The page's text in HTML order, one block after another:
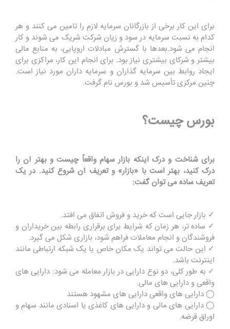
برای این کار برخی از بازرگانان سرمایه لازم را تامین می کنند و هر
کدام به نسبت سرمایه در سود و زیان شرکت شریک می شوند و کار
انجام می شود.بعدها با گسترش مبادلات اروپایی، به منابع مالی
بیشتر و شرکای بیشتری نیاز بود. برای انجام این کار، مراکزی برای
ایجاد روابط بین سرمایه گذاران و سرمایه داران مورد نیاز است.
چنین مرکزی تأسیس شد و بورس نام گرفت.
بورس چیست؟
برای شناخت و درک اینکه بازار سهام واقعاً چیست و بهتر آن را
درک کنید، بهتر است با «بازار» و تعریف آن شروع کنید. در یک
تعریف ساده می توان گفت:
✓ بازار جایی است که خرید و فروش اتفاق می افتد.
✓ ساده تر، هر زمان که شرایط برای برقراری رابطه بین خریداران و
فروشندگان و انجام معاملات فراهم شود، بازاری شکل می گیرد.
✓ این حالت می تواند یک مکان خاص یا یک شبکه ارتباطی مانند
اینترنت باشد.
✓ به طور کلی، دو نوع دارایی در بازار معامله می شود: دارایی های
واقعی و دارایی های مالی.
◯ دارایی های واقعی دارایی های مشهود هستند
◯ دارایی های مالی و دارایی های کاغذی یا اسنادی مانند سهام و
اوراق قرضه.